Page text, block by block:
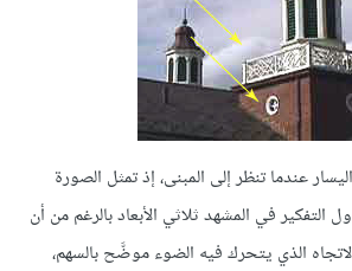
عندما تنظر إلى المبنى، إذ تمثل الصورة
في المشهد ثلاثي الأبعاد بالرغم من أن
الذي يتحرك فيه الضوء موضَّح بالسهم،